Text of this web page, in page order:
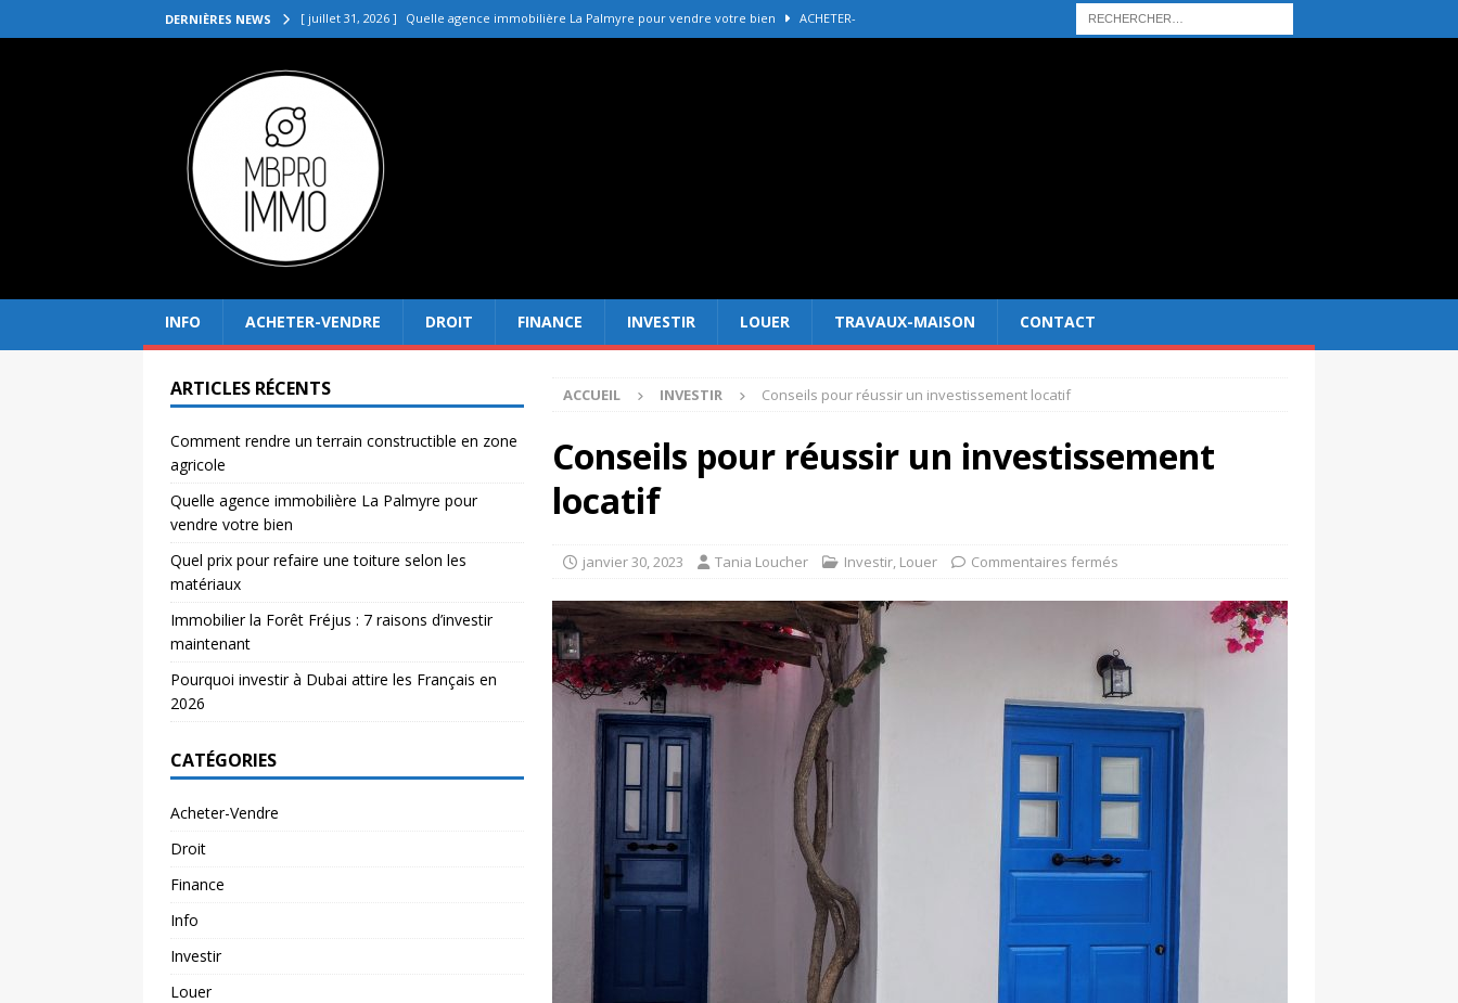
DERNIÈRES NEWS [ juillet 31, 2026 ] Quelle agence immobilière La Palmyre pour vendre votre bien ACHETER-
[ juillet 27, 2026 ]
[ juillet 23, 2026 ]
[ juillet 19, 2026 ]
[ août 4, 2026 ]
INFO ACHETER-VENDRE DROIT FINANCE INVESTIR LOUER TRAVAUX-MAISON CONTACT
ACCUEIL INVESTIR Conseils pour réussir un investissement locatif
Conseils pour réussir un investissement
locatif
janvier 30, 2023 Tania Loucher Investir, Louer Commentaires fermés
ARTICLES RÉCENTS
Comment rendre un terrain constructible en zone
agricole
Quelle agence immobilière La Palmyre pour
vendre votre bien
Quel prix pour refaire une toiture selon les
matériaux
Immobilier la Forêt Fréjus : 7 raisons d’investir
maintenant
Pourquoi investir à Dubai attire les Français en
2026
CATÉGORIES
Acheter-Vendre
Droit
Finance
Info
Investir
Louer